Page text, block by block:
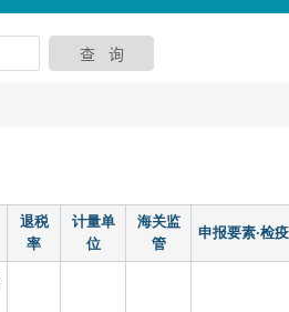
退税
率
计量单
位
海关监
管
申报要素·检疫